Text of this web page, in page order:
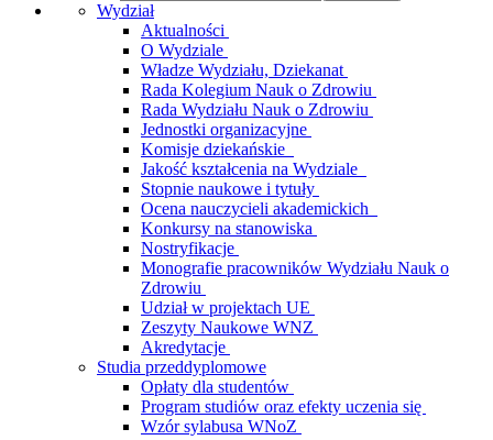
Wydział
Aktualności
O Wydziale
Władze Wydziału, Dziekanat
Rada Kolegium Nauk o Zdrowiu
Rada Wydziału Nauk o Zdrowiu
Jednostki organizacyjne
Komisje dziekańskie
Jakość kształcenia na Wydziale
Stopnie naukowe i tytuły
Ocena nauczycieli akademickich
Konkursy na stanowiska
Nostryfikacje
Monografie pracowników Wydziału Nauk o
Zdrowiu
Udział w projektach UE
Zeszyty Naukowe WNZ
Akredytacje
Studia przeddyplomowe
Opłaty dla studentów
Program studiów oraz efekty uczenia się
Wzór sylabusa WNoZ